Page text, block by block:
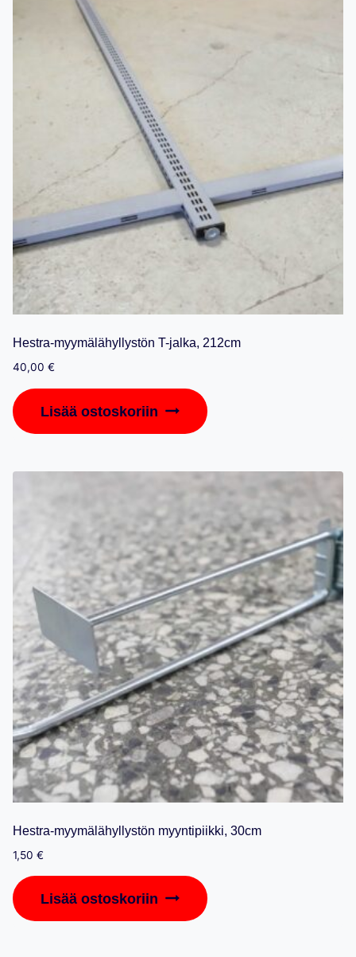
Hestra-myymälähyllystön T-jalka, 212cm
40,00 €
Lisää ostoskoriin
Hestra-myymälähyllystön myyntipiikki, 30cm
1,50 €
Lisää ostoskoriin